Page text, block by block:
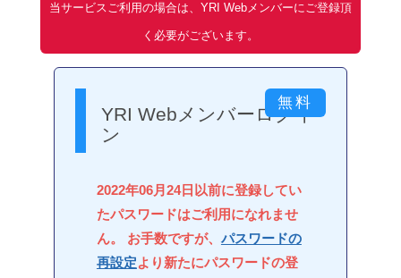
当サービスご利用の場合は、YRI Webメンバーにご登録頂
く必要がございます。
YRI Webメンバーログイ
ン
2022年06月24日以前に登録してい
たパスワードはご利用になれませ
ん。 お手数ですが、 パスワードの
再設定より新たにパスワードの登